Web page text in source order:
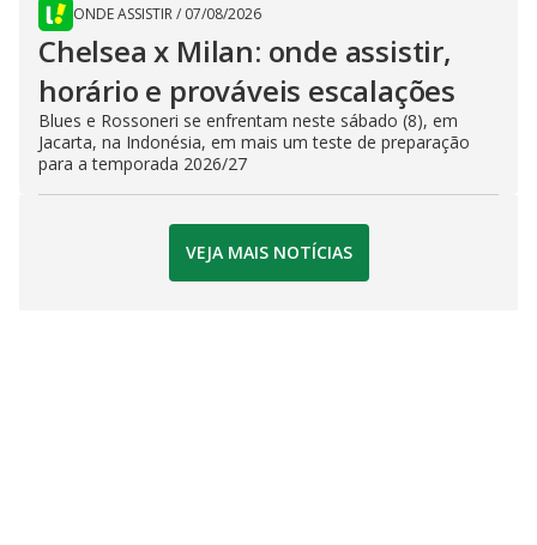
ONDE ASSISTIR/ 07/08/2026
Chelsea x Milan: onde assistir,
horário e prováveis escalações
Blues e Rossoneri se enfrentam neste sábado (8), em
Jacarta, na Indonésia, em mais um teste de preparação
para a temporada 2026/27
VEJA MAIS NOTÍCIAS